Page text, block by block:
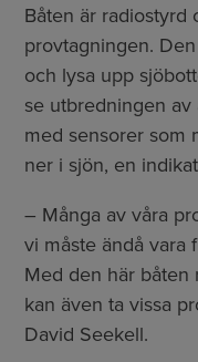
Båten är radiostyrd
provtagningen.
och lysa upp
se utbredningen av
med sensorer som
ner i sjön, en
– Många av våra
vi måste ändå vara
Med den här båten
kan även ta vissa
David Seekell.